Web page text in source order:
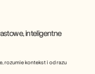
inteligentne
rozumie kontekst i od razu